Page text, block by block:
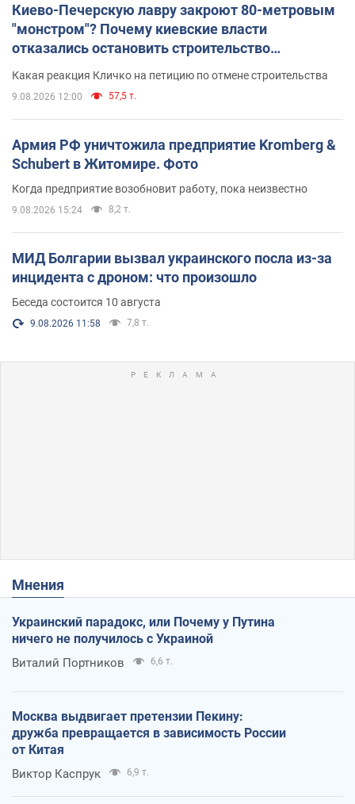
Киево-Печерскую лавру закроют 80-метровым
"монстром"? Почему киевские власти
отказались остановить строительство
Какая реакция Кличко на петицию по отмене строительства
9.08.2026 12:00 57,5 т.
Армия РФ уничтожила предприятие Kromberg &
Schubert в Житомире. Фото
Когда предприятие возобновит работу, пока неизвестно
9.08.2026 15:24 8,2 т.
МИД Болгарии вызвал украинского посла из-за
инцидента с дроном: что произошло
Беседа состоится 10 августа
9.08.2026 11:58 7,8 т.
Мнения
Украинский парадокс, или Почему у Путина
ничего не получилось с Украиной
Виталий Портников 6,6 т.
Москва выдвигает претензии Пекину:
дружба превращается в зависимость России
от Китая
Виктор Каспрук 6,9 т.